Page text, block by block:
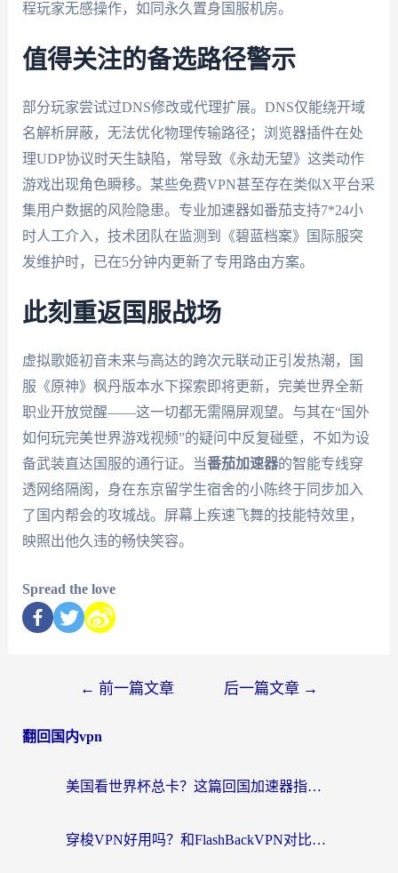
程玩家无感操作，如同永久置身国服机房。
值得关注的备选路径警示
部分玩家尝试过DNS修改或代理扩展。DNS仅能绕开域
名解析屏蔽，无法优化物理传输路径；浏览器插件在处
理UDP协议时天生缺陷，常导致《永劫无望》这类动作
游戏出现角色瞬移。某些免费VPN甚至存在类似X平台采
集用户数据的风险隐患。专业加速器如番茄支持7*24小
时人工介入，技术团队在监测到《碧蓝档案》国际服突
发维护时，已在5分钟内更新了专用路由方案。
此刻重返国服战场
虚拟歌姬初音未来与高达的跨次元联动正引发热潮，国
服《原神》枫丹版本水下探索即将更新，完美世界全新
职业开放觉醒——这一切都无需隔屏观望。与其在“国外
如何玩完美世界游戏视频”的疑问中反复碰壁，不如为设
备武装直达国服的通行证。当番茄加速器的智能专线穿
透网络隔阂，身在东京留学生宿舍的小陈终于同步加入
了国内帮会的攻城战。屏幕上疾速飞舞的技能特效里，
映照出他久违的畅快笑容。
Spread the love
← 前一篇文章 后一篇文章 →
翻回国内vpn
美国看世界杯总卡？这篇回国加速器指南帮你无缝刷国内资源（附苹果手机VPN设置步骤）
穿梭VPN好用吗？和FlashBackVPN对比哪个回国效果更好？